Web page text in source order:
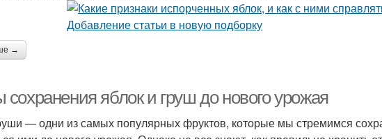
→
сохранения яблок и груш до нового урожая
— одни из самых популярных фруктов, которые мы стремимся